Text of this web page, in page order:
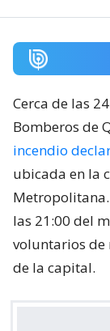
Cerca de las
Bomberos de
incendio
ubicada en la
las 21:00 del
voluntarios de
de la capital.